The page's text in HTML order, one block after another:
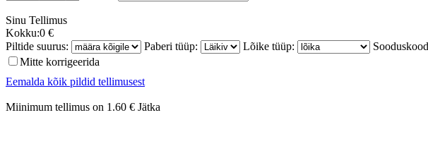
Sinu Tellimus
Kokku:0 €
Piltide suurus:
Paberi tüüp: Lõike tüüp:
Mitte korrigeerida
Eemalda kõik pildid tellimusest
Miinimum tellimus on 1.60 € Jätka